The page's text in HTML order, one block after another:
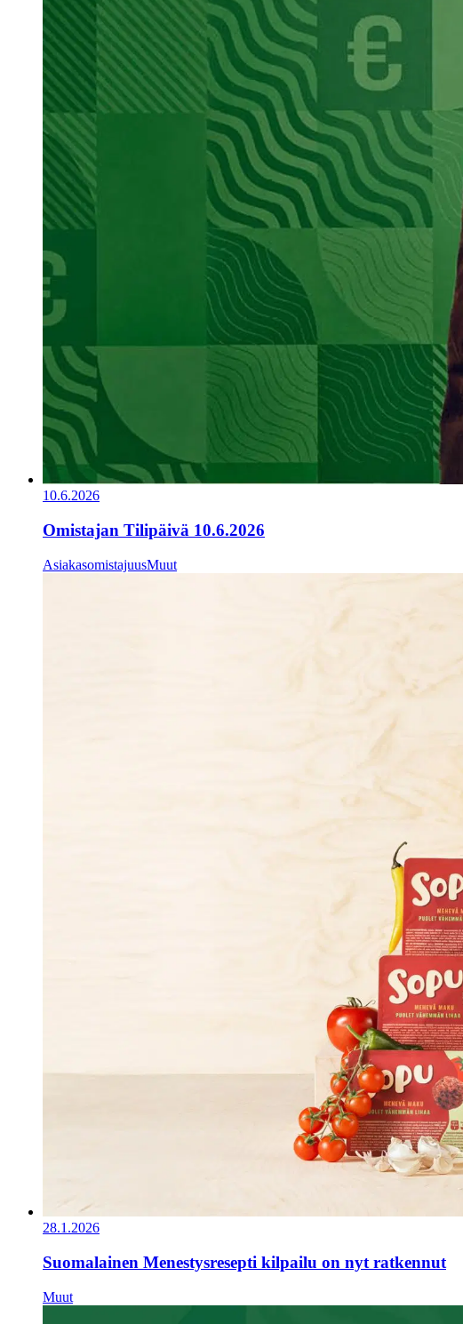
10.6.2026
Omistajan Tilipäivä 10.6.2026
AsiakasomistajuusMuut
28.1.2026
Suomalainen Menestysresepti kilpailu on nyt ratkennut
Muut